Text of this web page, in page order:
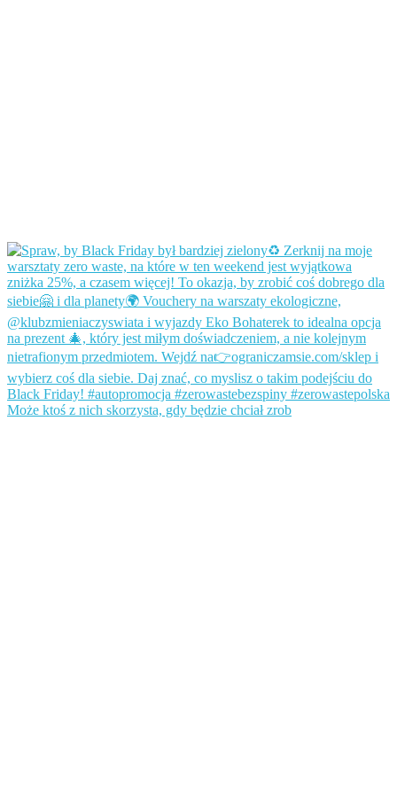
Może ktoś z nich skorzysta, gdy będzie chciał zrob